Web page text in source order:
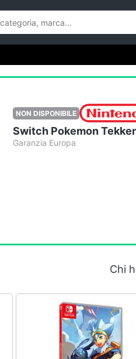
NON DISPONIBILE
Switch Pokemon
Garanzia Europa
Chi